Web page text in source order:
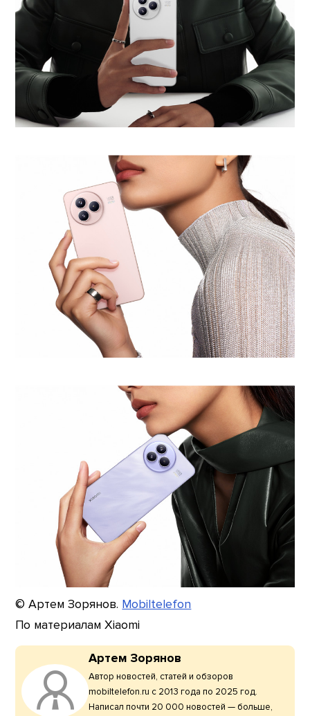
© Артем Зорянов. Mobiltelefon
По материалам Xiaomi
Артем Зорянов
Автор новостей, статей и обзоров
mobiltelefon.ru с 2013 года по 2025 год.
Написал почти 20 000 новостей — больше,